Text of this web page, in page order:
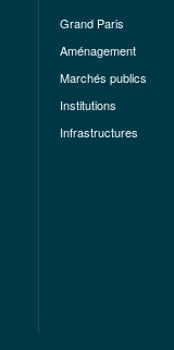
Grand Paris
Aménagement
Marchés publics
Institutions
Infrastructures